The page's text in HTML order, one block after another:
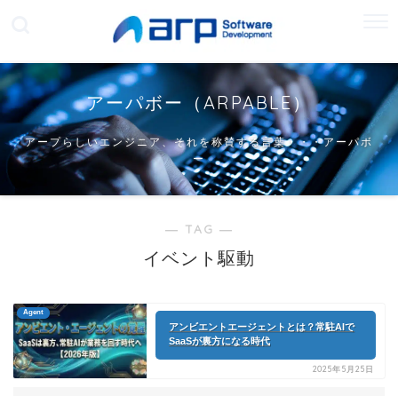
アーパボー（ARPABLE）
アープらしいエンジニア、それを称賛する言葉・・・アーパボ
ー
― TAG ―
イベント駆動
Agent
アンビエントエージェントとは？常駐AIで
SaaSが裏方になる時代
2025年5月25日